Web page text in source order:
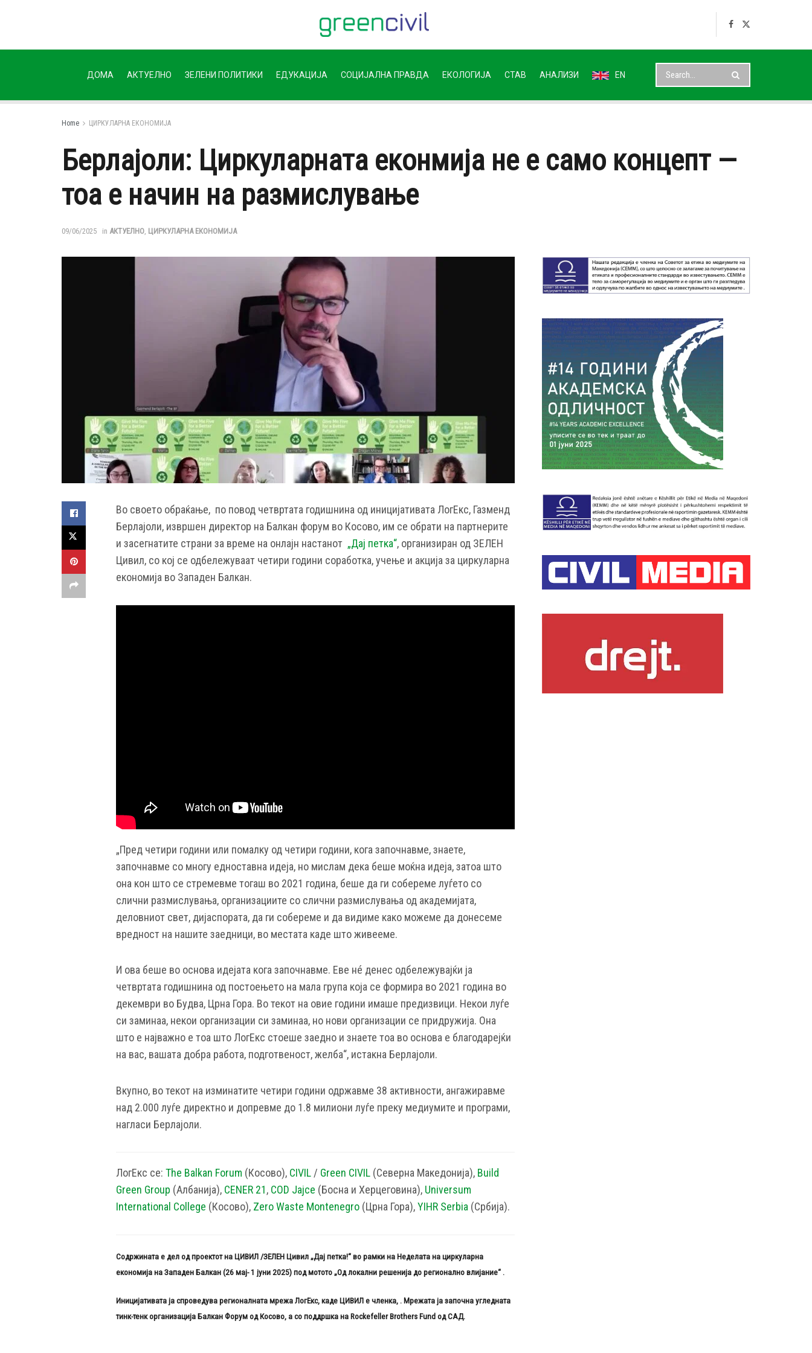
ДОМА АКТУЕЛНО ЗЕЛЕНИ ПОЛИТИКИ ЕДУКАЦИЈА СОЦИЈАЛНА ПРАВДА ЕКОЛОГИЈА СТАВ АНАЛИЗИ EN
Home ЦИРКУЛАРНА ЕКОНОМИЈА
Берлајоли: Циркуларната еконмија не е само концепт —
тоа е начин на размислување
09/06/2025 in АКТУЕЛНО, ЦИРКУЛАРНА ЕКОНОМИЈА
Во своето обраќање, по повод четвртата годишнина од иницијативата ЛогЕкс, Газменд
Берлајоли, извршен директор на Балкан форум во Косово, им се обрати на партнерите
и засегнатите страни за време на онлајн настанот „Дај петка“, организиран од ЗЕЛЕН
Цивил, со кој се одбележуваат четири години соработка, учење и акција за циркуларна
економија во Западен Балкан.
„Пред четири години или помалку од четири години, кога започнавме, знаете,
започнавме со многу едноставна идеја, но мислам дека беше моќна идеја, затоа што
она кон што се стремевме тогаш во 2021 година, беше да ги собереме луѓето со
слични размислувања, организациите со слични размислувања од академијата,
деловниот свет, дијаспората, да ги собереме и да видиме како можеме да донесеме
вредност на нашите заедници, во местата каде што живееме.
И ова беше во основа идејата кога започнавме. Еве нé денес одбележувајќи ја
четвртата годишнина од постоењето на мала група која се формира во 2021 година во
декември во Будва, Црна Гора. Во текот на овие години имаше предизвици. Некои луѓе
си заминаа, некои организации си заминаа, но нови организации се придружија. Она
што е најважно е тоа што ЛогЕкс стоеше заедно и знаете тоа во основа е благодарејќи
на вас, вашата добра работа, подготвеност, желба“, истакна Берлајоли.
Вкупно, во текот на изминатите четири години одржавме 38 активности, ангажиравме
над 2.000 луѓе директно и допревме до 1.8 милиони луѓе преку медиумите и програми,
нагласи Берлајоли.
ЛогЕкс се: The Balkan Forum (Косово), CIVIL / Green CIVIL (Северна Македонија), Build
Green Group (Албанија), CENER 21, COD Jajce (Босна и Херцеговина), Universum
International College (Косово), Zero Waste Montenegro (Црна Гора),YIHR Serbia (Србија).
Содржината е дел од проектот на ЦИВИЛ /ЗЕЛЕН Цивил „Дај петка!“ во рамки на Неделата на циркуларна
економија на Западен Балкан (26 мај- 1 јуни 2025) под мотото „Од локални решенија до регионално влијание“ .
Иницијативата ја спроведуварегионалната мрежа ЛогЕкс, каде ЦИВИЛ е членка, . Мрежата ја започнаугледната
тинк-тенк организација Балкан Форум од Косово, а со поддршканаRockefeller Brothers Fund од САД.